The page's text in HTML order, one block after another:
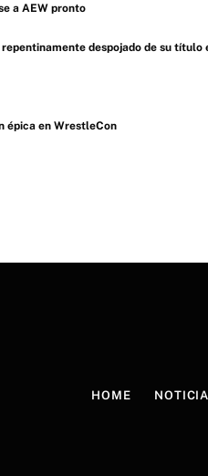
a AEW pronto
despojado de su
épica en WrestleCon
HOME